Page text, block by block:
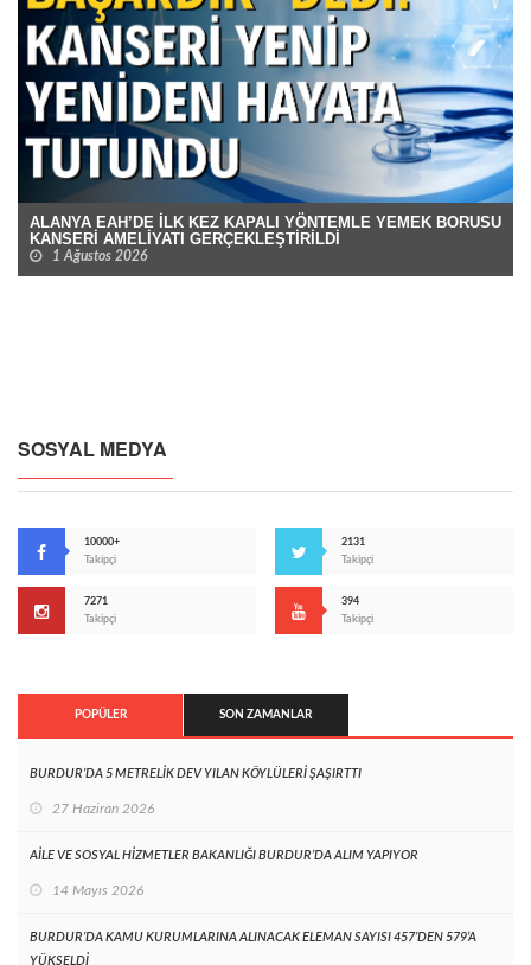
ALANYA EAH’DE İLK KEZ KAPALI YÖNTEMLE YEMEK BORUSU
KANSERİ AMELİYATI GERÇEKLEŞTİRİLDİ
1 Ağustos 2026
SOSYAL MEDYA
10000+
Takipçi
2131
Takipçi
7271
Takipçi
394
Takipçi
POPÜLER SON ZAMANLAR
BURDUR’DA 5 METRELİK DEV YILAN KÖYLÜLERİ ŞAŞIRTTI
27 Haziran 2026
AİLE VE SOSYAL HİZMETLER BAKANLIĞI BURDUR’DA ALIM YAPIYOR
14 Mayıs 2026
BURDUR’DA KAMU KURUMLARINA ALINACAK ELEMAN SAYISI 457’DEN 579’A
YÜKSELDİ